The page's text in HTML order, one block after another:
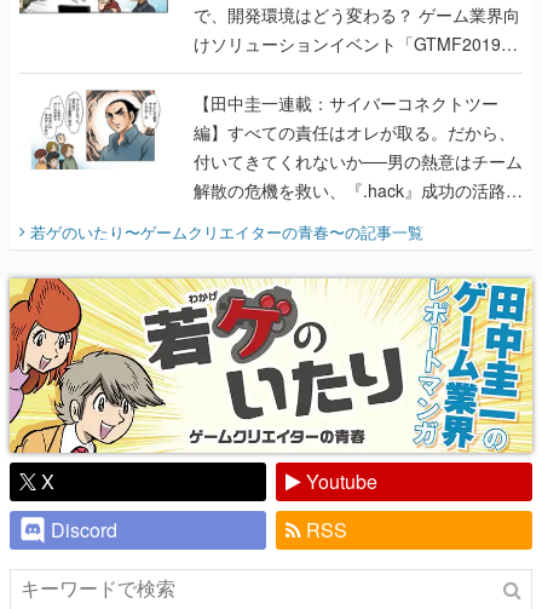
で、開発環境はどう変わる？ ゲーム業界向
けソリューションイベント「GTMF2019」
に行って、より理解を深めよう【PR】
【田中圭一連載：サイバーコネクトツー
編】すべての責任はオレが取る。だから、
付いてきてくれないか──男の熱意はチーム
解散の危機を救い、『.hack』成功の活路を
開く。業界の快男児・松山 洋に流れる血は
『少年ジャンプ』色だった【若ゲのいた
り】
若ゲのいたり〜ゲームクリエイターの青春〜の記事一覧
X
Youtube
Discord
RSS